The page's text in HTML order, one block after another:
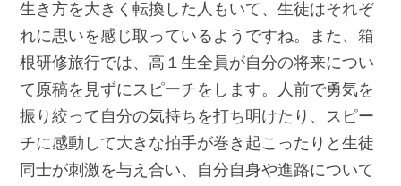
生き方を大きく転換した人もいて、生徒はそれぞ
れに思いを感じ取っているようですね。また、箱
根研修旅行では、高１生全員が自分の将来につい
て原稿を見ずにスピーチをします。人前で勇気を
振り絞って自分の気持ちを打ち明けたり、スピー
チに感動して大きな拍手が巻き起こったりと生徒
同士が刺激を与え合い、自分自身や進路について